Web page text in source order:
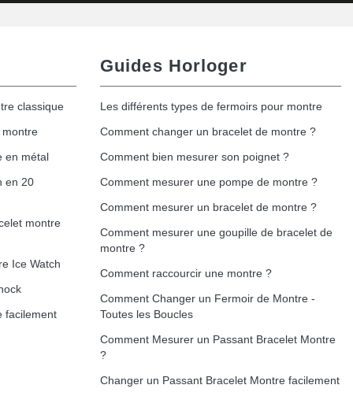
Ajouter au panier
Ajouter au panier
classique
en métal
en 20
montre
Ice Watch
facilement
Guides Horloger
Les différents types de fermoirs pour montre
Comment changer un bracelet de montre ?
Comment bien mesurer son poignet ?
Comment mesurer une pompe de montre ?
Comment mesurer un bracelet de montre ?
Comment mesurer une goupille de bracelet de
montre ?
Comment raccourcir une montre ?
Comment Changer un Fermoir de Montre -
Toutes les Boucles
Comment Mesurer un Passant Bracelet Montre
?
Changer un Passant Bracelet Montre facilement